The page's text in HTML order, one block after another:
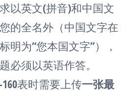
以英文(拼音)和中国文
的全名外（中国文字在
明为“您本国文字”），
必须以英语作答。
160表时需要上传一张最